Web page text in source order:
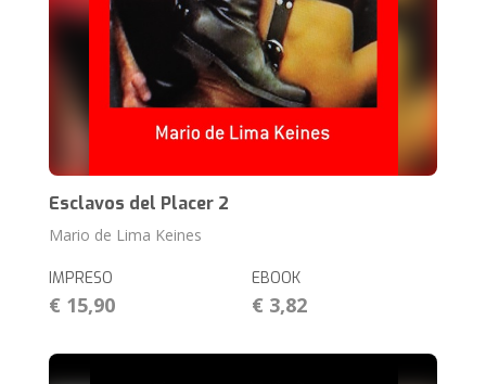
Esclavos del Placer 2
Mario de Lima Keines
IMPRESO
€ 15,90
EBOOK
€ 3,82